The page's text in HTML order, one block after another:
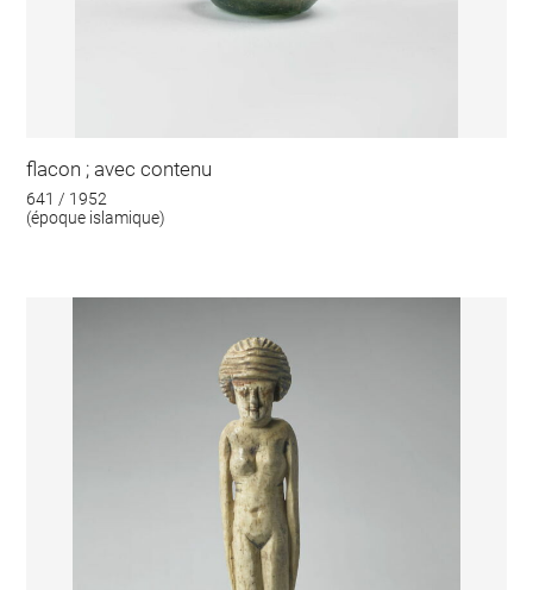
flacon ; avec contenu
641 / 1952
(époque islamique)